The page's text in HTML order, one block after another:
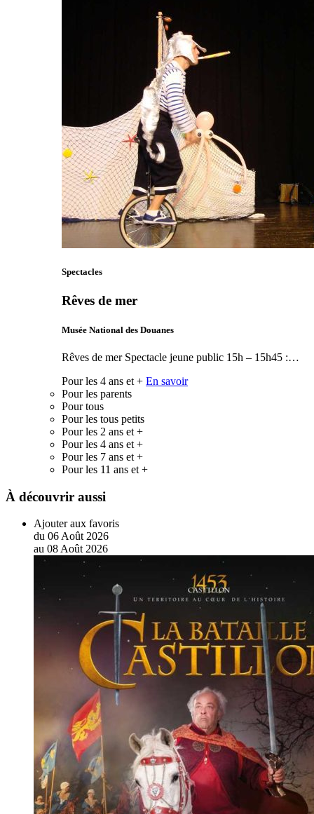
Spectacles
Rêves de mer
Musée National des Douanes
Rêves de mer Spectacle jeune public 15h – 15h45 :…
Pour les 4 ans et + En savoir
Pour les parents
Pour tous
Pour les tous petits
Pour les 2 ans et +
Pour les 4 ans et +
Pour les 7 ans et +
Pour les 11 ans et +
À découvrir aussi
Ajouter aux favoris
du 06 Août 2026
au 08 Août 2026